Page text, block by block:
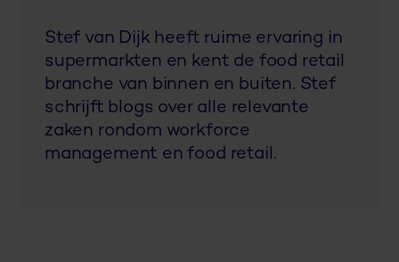
Stef van Dijk heeft ruime ervaring in
supermarkten en kent de food retail
branche van binnen en buiten. Stef
schrijft blogs over alle relevante
zaken rondom workforce
management en food retail.